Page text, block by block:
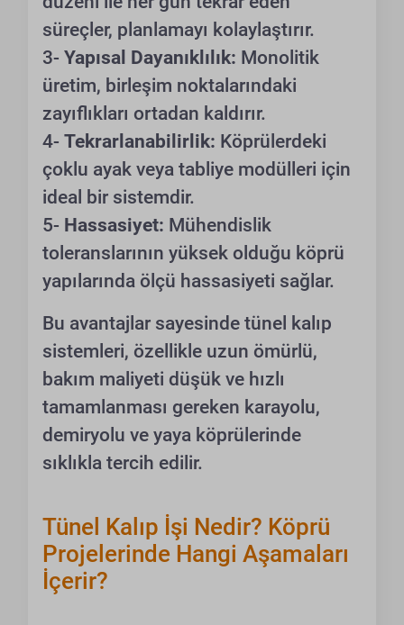
süreçler, planlamayı kolaylaştırır.
3- Yapısal Dayanıklılık: Monolitik
üretim, birleşim noktalarındaki
zayıflıkları ortadan kaldırır.
4- Tekrarlanabilirlik: Köprülerdeki
çoklu ayak veya tabliye modülleri için
ideal bir sistemdir.
5- Hassasiyet: Mühendislik
toleranslarının yüksek olduğu köprü
yapılarında ölçü hassasiyeti sağlar.
Bu avantajlar sayesinde tünel kalıp
sistemleri, özellikle uzun ömürlü,
bakım maliyeti düşük ve hızlı
tamamlanması gereken karayolu,
demiryolu ve yaya köprülerinde
sıklıkla tercih edilir.
Tünel Kalıp İşi Nedir? Köprü
Projelerinde Hangi Aşamaları
İçerir?